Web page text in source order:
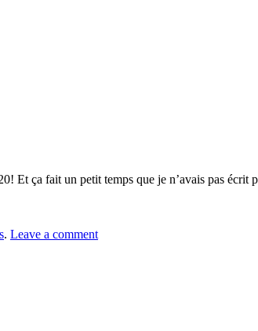
Et ça fait un petit temps que je n’avais pas
. Leave a comment